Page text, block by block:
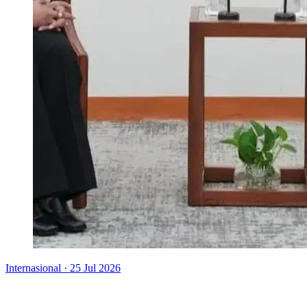
Internasional · 25 Jul 2026